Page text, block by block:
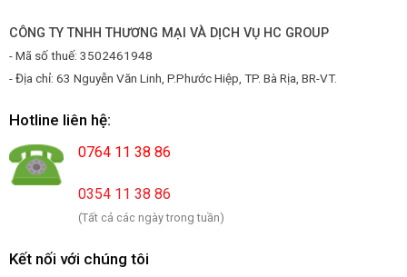
CÔNG TY TNHH THƯƠNG MẠI VÀ DỊCH VỤ HC GROUP
- Mã số thuế: 3502461948
- Địa chỉ: 63 Nguyễn Văn Linh, P.Phước Hiệp, TP. Bà Rịa, BR-VT.
Hotline liên hệ:
0764 11 38 86
0354 11 38 86
(Tất cả các ngày trong tuần)
Kết nối với chúng tôi